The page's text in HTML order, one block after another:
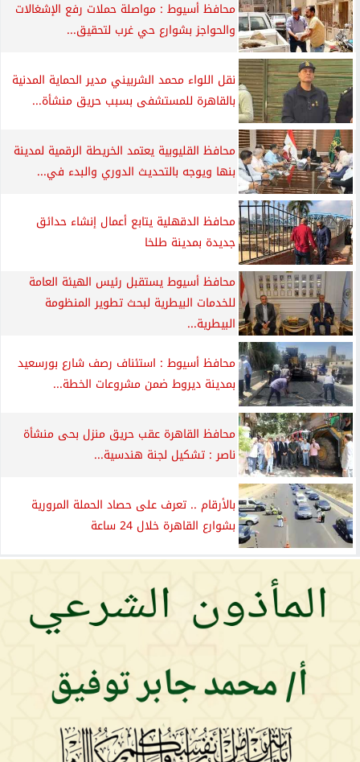
محافظ أسيوط : مواصلة حملات رفع الإشغالات
والحواجز بشوارع حي غرب لتحقيق...
نقل اللواء محمد الشربيني مدير الحماية المدنية
بالقاهرة للمستشفى بسبب حريق منشأة...
محافظ القليوبية يعتمد الخريطة الرقمية لمدينة
بنها ويوجه بالتحديث الدوري والبدء في...
محافظ الدقهلية يتابع أعمال إنشاء حدائق
جديدة بمدينة طلخا
محافظ أسيوط يستقبل رئيس الهيئة العامة
للخدمات البيطرية لبحث تطوير المنظومة
البيطرية...
محافظ أسيوط : استئناف رصف شارع بورسعيد
بمدينة ديروط ضمن مشروعات الخطة...
محافظ القاهرة عقب حريق منزل بحى منشأة
ناصر : تشكيل لجنة هندسية...
بالأرقام .. تعرف على حصاد الحملة المرورية
بشوارع القاهرة خلال 24 ساعة